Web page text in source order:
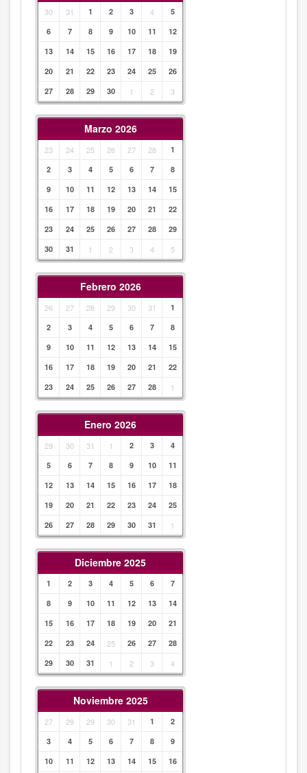
30 31 1 2 3 4
5
6
7 8 9 10 11
12
13
14 15 16 17 18
19
20
21 22 23 24 25
26
27
28 29 30 1 2 3
Marzo 2026
23 24 25 26 27 28
1
2
3 4 5 6 7
8
9
10 11 12 13 14
15
16
17 18 19 20 21
22
23
24 25 26 27 28
29
30
31 1 2 3 4 5
Febrero 2026
26 27 28 29 30 31
1
2
3 4 5 6 7
8
9
10 11 12 13 14
15
16
17 18 19 20 21
22
23
24 25 26 27 28 1
Enero 2026
29 30 31 1 2 3
4
5
6 7 8 9 10
11
12
13 14 15 16 17
18
19
20 21 22 23 24
25
26
27 28 29 30 31 1
Diciembre 2025
1 2 3 4 5 6
7
8
9 10 11 12 13
14
15
16 17 18 19 20
21
22
23 24 25 26 27
28
29
30 31 1 2 3 4
Noviembre 2025
27 29 29 30 31 1
2
3
4 5 6 7 8
9
10
11 12 13 14 15
16